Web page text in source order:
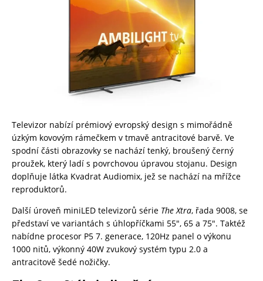
Televizor nabízí prémiový evropský design s mimořádně
úzkým kovovým rámečkem v tmavě antracitové barvě. Ve
spodní části obrazovky se nachází tenký, broušený černý
proužek, který ladí s povrchovou úpravou stojanu. Design
doplňuje látka Kvadrat Audiomix, jež se nachází na mřížce
reproduktorů.
Další úroveň miniLED televizorů série The Xtra, řada 9008, se
představí ve variantách s úhlopříčkami 55″, 65 a 75″. Taktéž
nabídne procesor P5 7. generace, 120Hz panel o výkonu
1000 nitů, výkonný 40W zvukový systém typu 2.0 a
antracitově šedé nožičky.